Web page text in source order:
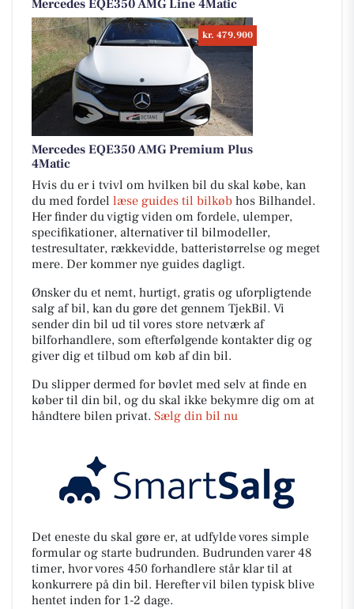
Mercedes EQE350 AMG Line 4Matic
kr. 479.900
Mercedes EQE350 AMG Premium Plus
4Matic
Hvis du er i tvivl om hvilken bil du skal købe, kan
du med fordel læse guides til bilkøb hos Bilhandel.
Her finder du vigtig viden om fordele, ulemper,
specifikationer, alternativer til bilmodeller,
testresultater, rækkevidde, batteristørrelse og meget
mere. Der kommer nye guides dagligt.
Ønsker du et nemt, hurtigt, gratis og uforpligtende
salg af bil, kan du gøre det gennem TjekBil. Vi
sender din bil ud til vores store netværk af
bilforhandlere, som efterfølgende kontakter dig og
giver dig et tilbud om køb af din bil.
Du slipper dermed for bøvlet med selv at finde en
køber til din bil, og du skal ikke bekymre dig om at
håndtere bilen privat. Sælg din bil nu
Det eneste du skal gøre er, at udfylde vores simple
formular og starte budrunden. Budrunden varer 48
timer, hvor vores 450 forhandlere står klar til at
konkurrere på din bil. Herefter vil bilen typisk blive
hentet inden for 1-2 dage.